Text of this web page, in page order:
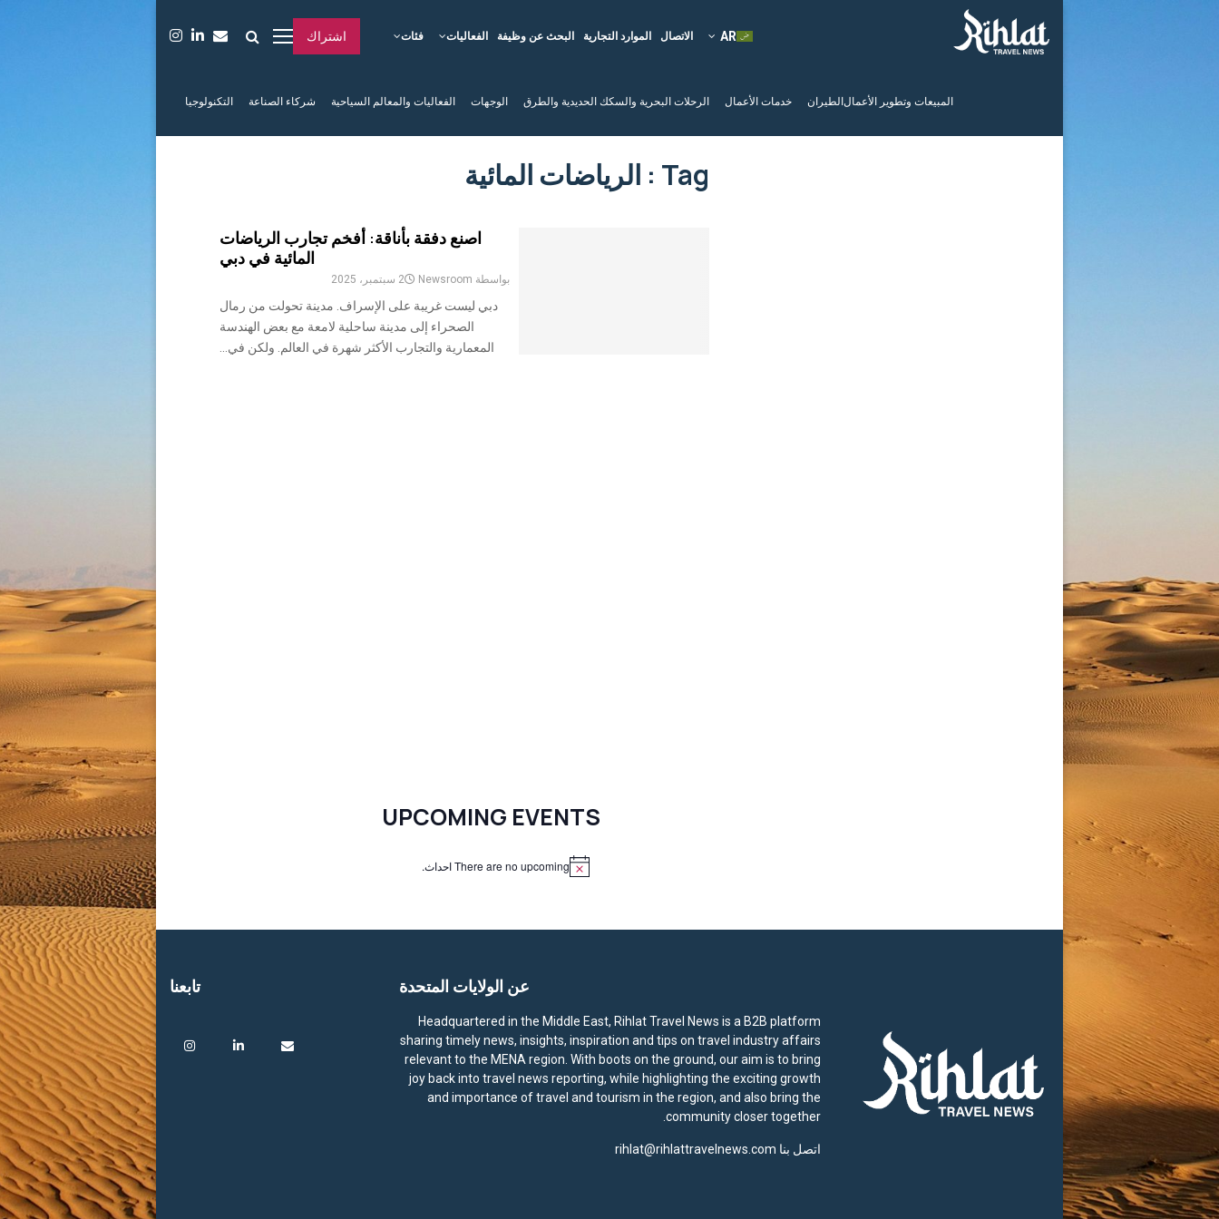
فئات الفعاليات البحث عن وظيفة الموارد التجارية الاتصال اشتراك
المبيعات وتطوير الأعمال الطيران خدمات الأعمال الرحلات البحرية والسكك الحديدية والطرق الوجهات الفعاليات والمعالم السياحية شركاء الصناعة التكنولوجيا
Tag : الرياضات المائية
اصنع دفقة بأناقة: أفخم تجارب الرياضات
المائية في دبي
بواسطة Newsroom 2 سبتمبر، 2025
دبي ليست غريبة على الإسراف. مدينة تحولت من رمال
الصحراء إلى مدينة ساحلية لامعة مع بعض الهندسة
المعمارية والتجارب الأكثر شهرة في العالم. ولكن في...
UPCOMING EVENTS
c
There are no upcoming احداث.
عن الولايات المتحدة
Headquartered in the Middle East, Rihlat Travel News is a B2B platform
sharing timely news, insights, inspiration and tips on travel industry affairs
relevant to the MENA region. With boots on the ground, our aim is to bring
joy back into travel news reporting, while highlighting the exciting growth
and importance of travel and tourism in the region, and also bring the
community closer together.
اتصل بنا rihlat@rihlattravelnews.com
تابعنا